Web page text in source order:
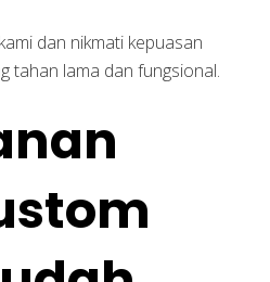
dan nikmati kepuasan
tahan lama dan fungsional.